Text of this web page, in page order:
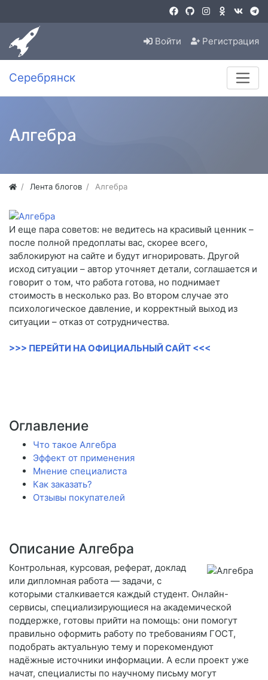
Войти Регистрация
Серебрянск
Алгебра
Лента блогов Алгебра
И еще пара советов: не ведитесь на красивый ценник –
после полной предоплаты вас, скорее всего,
заблокируют на сайте и будут игнорировать. Другой
исход ситуации – автор уточняет детали, соглашается и
говорит о том, что работа готова, но поднимает
стоимость в несколько раз. Во втором случае это
психологическое давление, и корректный выход из
ситуации – отказ от сотрудничества.
>>> ПЕРЕЙТИ НА ОФИЦИАЛЬНЫЙ САЙТ <<<
Оглавление
Что такое Алгебра
Эффект от применения
Мнение специалиста
Как заказать?
Отзывы покупателей
Описание Алгебра
Контрольная, курсовая, реферат, доклад
или дипломная работа — задачи, с
которыми сталкивается каждый студент. Онлайн-
сервисы, специализирующиеся на академической
поддержке, готовы прийти на помощь: они помогут
правильно оформить работу по требованиям ГОСТ,
подобрать актуальную тему и порекомендуют
надёжные источники информации. А если проект уже
начат, специалисты по научному письму могут